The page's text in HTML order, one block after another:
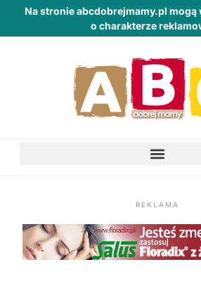
Na stronie abcdobrejmamy.pl
o charakterze
REKLAMA